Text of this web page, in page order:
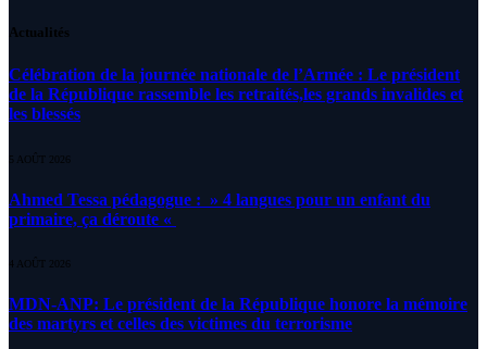
Actualités
Célébration de la journée nationale de l’Armée : Le président
de la République rassemble les retraités,les grands invalides et
les blessés
5 AOÛT 2026
Ahmed Tessa pédagogue : » 4 langues pour un enfant du
primaire, ça déroute «
4 AOÛT 2026
MDN-ANP: Le président de la République honore la mémoire
des martyrs et celles des victimes du terrorisme